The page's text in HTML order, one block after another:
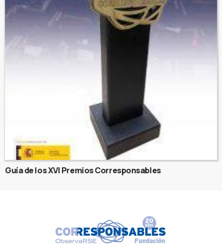
Guía de los XVI Premios Corresponsables